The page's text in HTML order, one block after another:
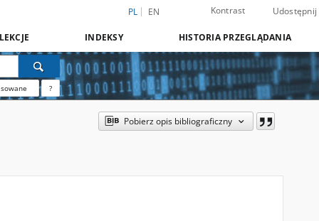
PL EN Kontrast Udostępnij
INDEKSY HISTORIA PRZEGLĄDANIA
?
Pobierz opis bibliograficzny